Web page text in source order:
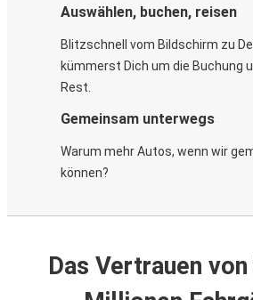
Auswählen, buchen, reisen
Blitzschnell vom Bildschirm zu
kümmerst Dich um die Buchung
Rest.
Gemeinsam unterwegs
Warum mehr Autos, wenn wir
können?
Das Vertrauen